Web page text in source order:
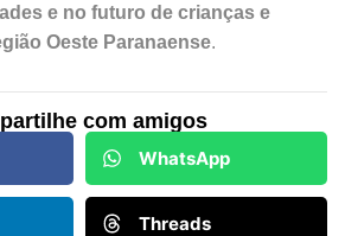
e no futuro de crianças e
Oeste Paranaense.
com amigos
WhatsApp
Threads